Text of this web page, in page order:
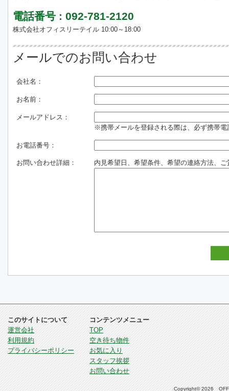
電話番号 : 092-781-2120
株式会社オフィスリーテイル 10:00～18:00
メールでのお問い合わせ
会社名：
お名前：
メールアドレス：
※携帯メールを登録される際は、必ず携帯
お電話番号：
お問い合わせ詳細： 内見希望日、希望条件、希望の連絡方法、ご
このサイトについて
運営会社
利用規約
プライバシーポリシー
コンテンツメニュー
TOP
空き待ち物件
お気に入り
スタッフ挨拶
お問い合わせ
Copyright© 2026